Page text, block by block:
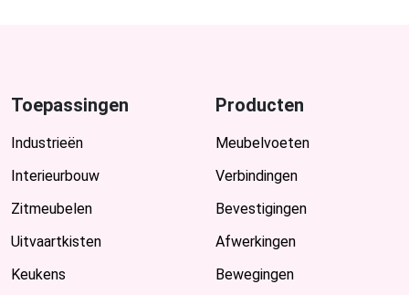
Toepassingen
Industrieën
Interieurbouw
Zitmeubelen
Uitvaartkisten
Keukens
Producten
Meubelvoeten
Verbindingen
Bevestigingen
Afwerkingen
Bewegingen